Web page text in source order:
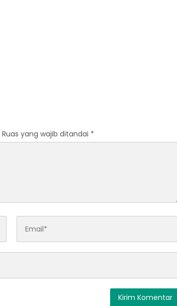
Ruas yang wajib ditandai *